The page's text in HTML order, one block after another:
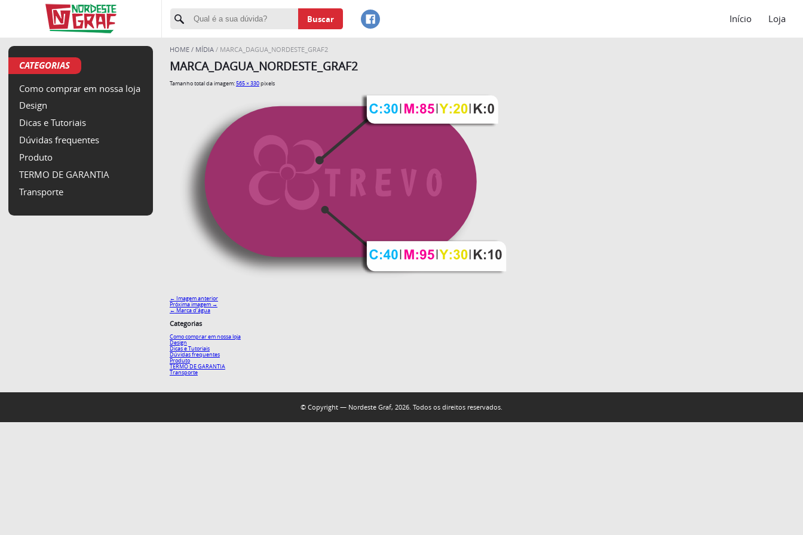
Buscar Início Loja
CATEGORIAS
Como comprar em nossa loja
Design
Dicas e Tutoriais
Dúvidas frequentes
Produto
TERMO DE GARANTIA
Transporte
HOME MÍDIA MARCA_DAGUA_NORDESTE_GRAF2
MARCA_DAGUA_NORDESTE_GRAF2
Tamanho total da imagem:565×330pixels
← Imagem anterior
Próxima imagem →
← Marca d’água
Categorias
Como comprar em nossa loja
Design
Dicas e Tutoriais
Dúvidas frequentes
Produto
TERMO DE GARANTIA
Transporte
© Copyright — Nordeste Graf, 2026. Todos os direitos reservados.